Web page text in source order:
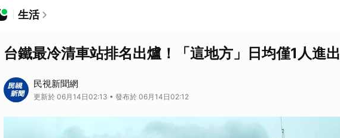
生活
台鐵最冷清車站排名出爐！「這地方」日均僅1人進出
民視新聞網
更新於 06月14日02:13 • 發布於 06月14日02:12